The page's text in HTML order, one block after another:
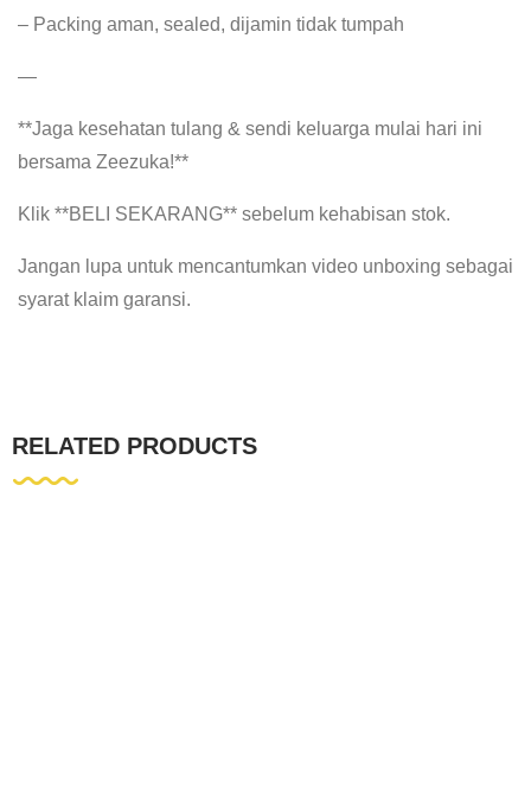
– Packing aman, sealed, dijamin tidak tumpah
—
**Jaga kesehatan tulang & sendi keluarga mulai hari ini
bersama Zeezuka!**
Klik **BELI SEKARANG** sebelum kehabisan stok.
Jangan lupa untuk mencantumkan video unboxing sebagai
syarat klaim garansi.
RELATED PRODUCTS